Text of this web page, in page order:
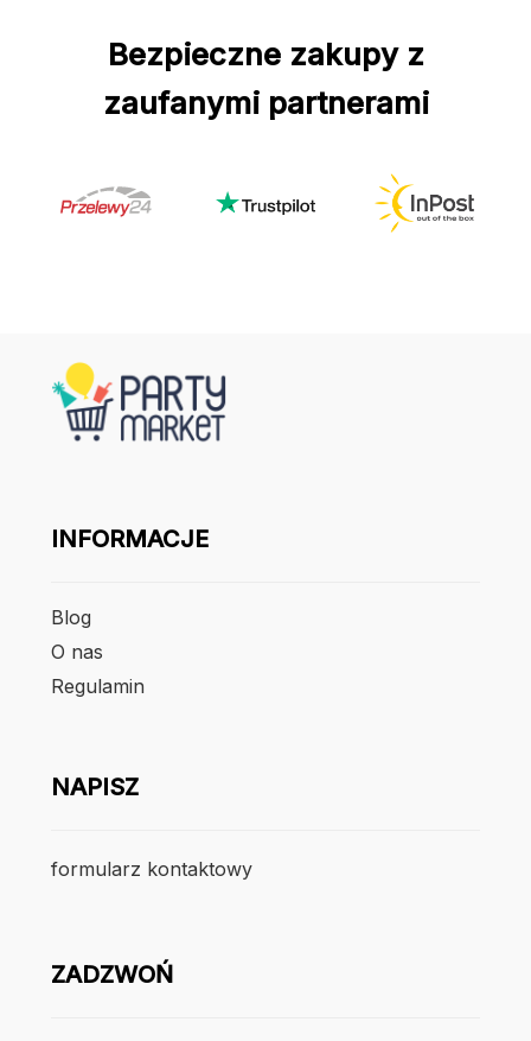
Bezpieczne zakupy z
zaufanymi partnerami
INFORMACJE
Blog
O nas
Regulamin
NAPISZ
formularz kontaktowy
ZADZWOŃ